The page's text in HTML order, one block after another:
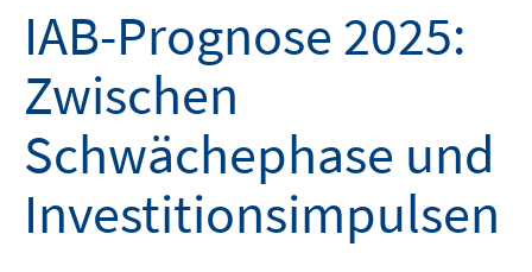
IAB-Prognose 2025:
Zwischen
Schwächephase und
Investitionsimpulsen